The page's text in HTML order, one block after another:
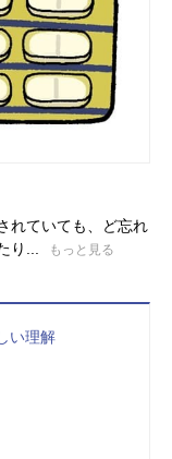
れていても、ど忘れ
り...
もっと見る
い理解